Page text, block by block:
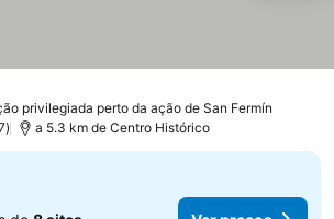
privilegiada perto da ação de San Fermín
a 5.3 km de Centro Histórico